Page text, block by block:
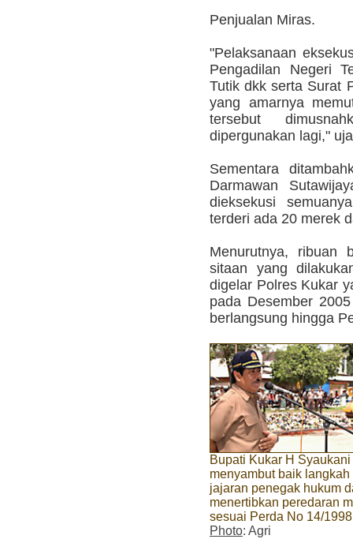
Penjualan Miras.
"Pelaksanaan
Pengadilan Negeri
Tutik dkk serta Surat
yang amarnya
tersebut
dipergunakan lagi,"
Sementara
Darmawan
dieksekusi
terderi ada 20 merek
Menurutnya, ribuan
sitaan yang
digelar Polres Kukar
pada Desember
berlangsung hingga
Bupati Kukar H
menyambut baik langkah
jajaran penegak hukum
menertibkan peredaran
sesuai Perda No 14/1998
Photo: Agri